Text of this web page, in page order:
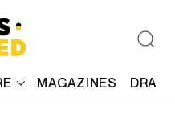
MAGAZINES